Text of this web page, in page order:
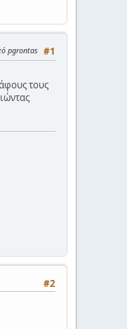
#1
pgrontas
τους
#2